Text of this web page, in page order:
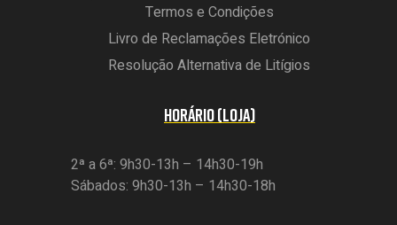
Termos e Condições
Livro de Reclamações Eletrónico
Resolução Alternativa de Litígios
HORÁRIO (LOJA)
2ª a 6ª: 9h30-13h – 14h30-19h
Sábados: 9h30-13h – 14h30-18h